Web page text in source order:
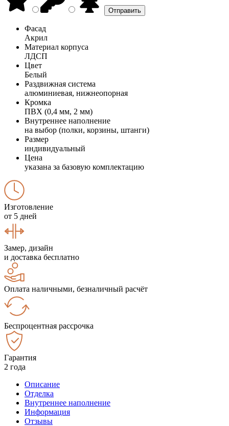
Фасад
Акрил
Материал корпуса
ЛДСП
Цвет
Белый
Раздвижная система
алюминиевая, нижнеопорная
Кромка
ПВХ (0,4 мм, 2 мм)
Внутреннее наполнение
на выбор (полки, корзины, штанги)
Размер
индивидуальный
Цена
указана за базовую комплектацию
Изготовление
от 5 дней
Замер, дизайн
и доставка бесплатно
Оплата наличными, безналичный расчёт
Беспроцентная рассрочка
Гарантия
2 года
Описание
Отделка
Внутреннее наполнение
Информация
Отзывы